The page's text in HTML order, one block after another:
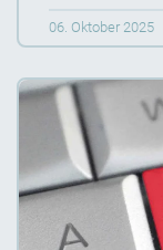
06. Oktober 2025